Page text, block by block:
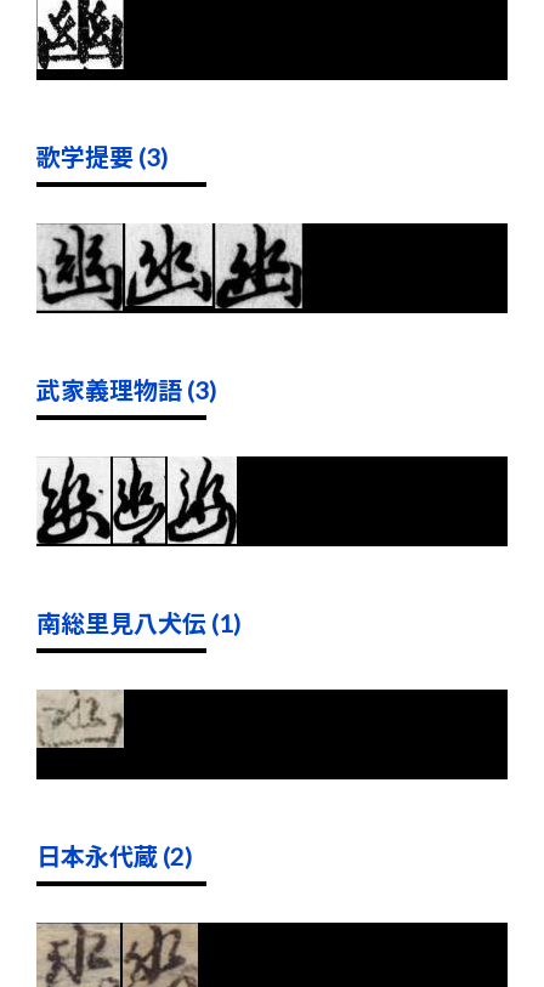
歌学提要 (3)
武家義理物語 (3)
南総里見八犬伝 (1)
日本永代蔵 (2)